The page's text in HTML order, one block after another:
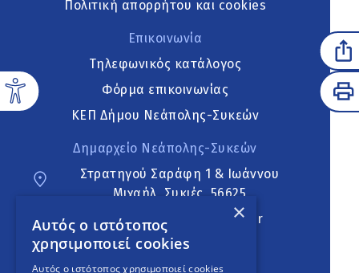
Πολιτική απορρήτου και cookies
Επικοινωνία
Τηλεφωνικός κατάλογος
Φόρμα επικοινωνίας
ΚΕΠ Δήμου Νεάπολης-Συκεών
Δημαρχείο Νεάπολης-Συκεών
Στρατηγού Σαράφη 1 & Ιωάννου
Μιχαήλ, Συκιές, 56625
neapoli.sykies@ddt.gov.gr
Ακολουθήστε
×
Αυτός ο ιστότοπος
χρησιμοποιεί cookies
Αυτός ο ιστότοπος χρησιμοποιεί cookies